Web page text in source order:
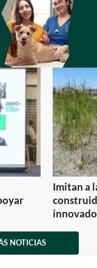
Imitan a
NOTICIAS